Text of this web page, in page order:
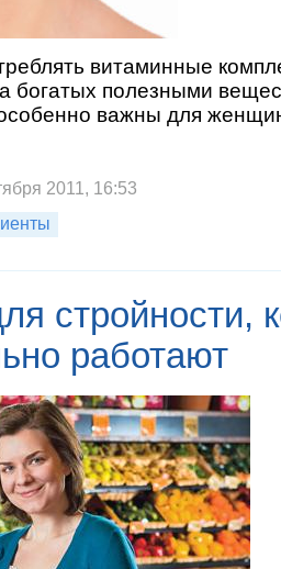
витаминные
богатых полезными
важны для
2011, 16:53
стройности,
работают